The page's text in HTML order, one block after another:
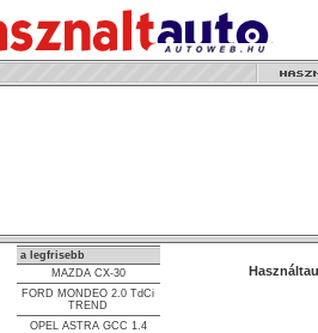
a legfrisebb
MAZDA CX-30
FORD MONDEO 2.0 TdCi
TREND
OPEL ASTRA GCC 1.4